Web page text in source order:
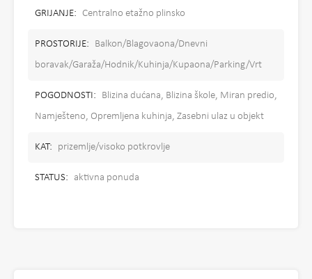
GRIJANJE: Centralno etažno plinsko
PROSTORIJE:
Balkon/Blagovaona/Dnevni
boravak/Garaža/Hodnik/Kuhinja/Kupaona/Parking/Vrt
POGODNOSTI:
Blizina dućana, Blizina škole, Miran predio,
Namješteno, Opremljena kuhinja, Zasebni ulaz u objekt
KAT: prizemlje/visoko potkrovlje
STATUS: aktivna ponuda